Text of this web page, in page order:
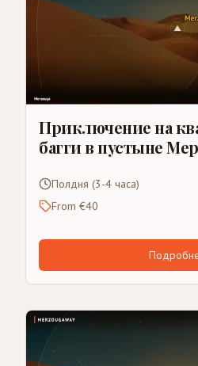
Приключение на
багги в пустыне
Полдня (3-4 часа)
From €40